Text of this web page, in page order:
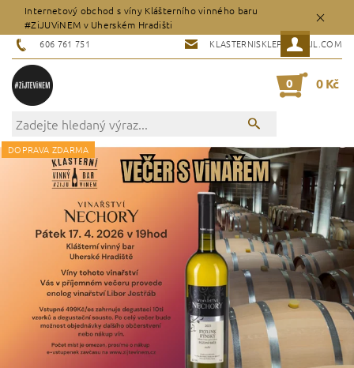
Internetový obchod s víny Klášterního vinného baru
#ZiJUViNEM v Uherském Hradišti
606 761 751
KLASTERNISKLEP@GMAIL.COM
0 0 Kč
DOPRAVA ZDARMA